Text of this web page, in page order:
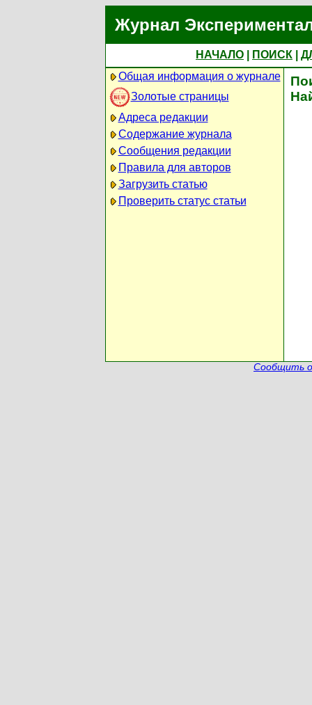
Журнал
НАЧАЛО ПОИСК
Общая информация о журнале
Золотые страницы
Адреса редакции
Содержание журнала
Сообщения редакции
Правила для авторов
Загрузить статью
Проверить статус статьи
Сообщить о